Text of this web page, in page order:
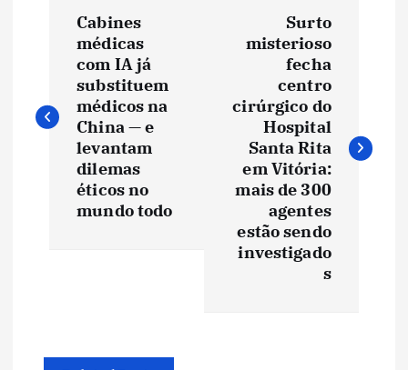
v
e
Cabines
médicas
com IA já
substituem
médicos na
China — e
levantam
dilemas
éticos no
mundo todo
Surto
misterioso
fecha
centro
cirúrgico do
Hospital
Santa Rita
em Vitória:
mais de 300
agentes
estão sendo
investigado
s